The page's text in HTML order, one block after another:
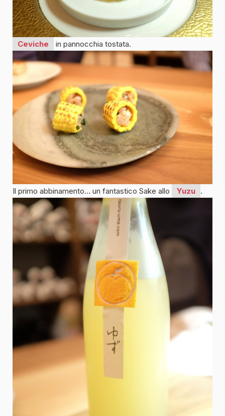
Ceviche in pannocchia tostata.
Il primo abbinamento… un fantastico Sake allo Yuzu .